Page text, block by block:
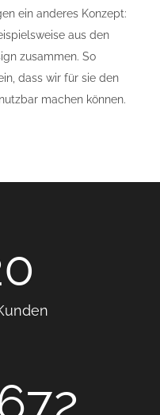
ein anderes Konzept:
aus den
zusammen. So
dass wir für sie den
machen können.